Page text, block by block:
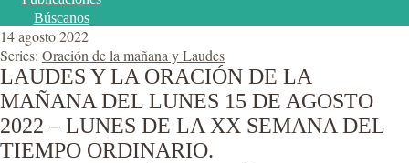
Búscanos
14 agosto 2022
Series: Oración de la mañana y Laudes
LAUDES Y LA ORACIÓN DE LA
MAÑANA DEL LUNES 15 DE AGOSTO
2022 – LUNES DE LA XX SEMANA DEL
TIEMPO ORDINARIO.